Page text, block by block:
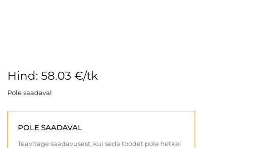
Hind: 58.03 €/tk
Pole saadaval
POLE SAADAVAL
Teavitage saadavusest, kui seda toodet pole hetkel